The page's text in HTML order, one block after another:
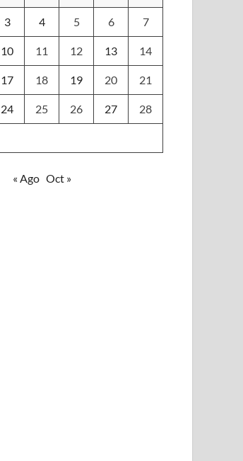
3 4 5 6 7
10 11 12 13 14
17 18 19 20 21
24 25 26 27 28
« Ago Oct »